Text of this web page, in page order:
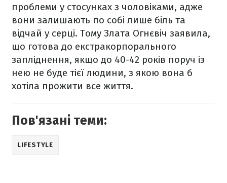
проблеми у стосунках з чоловіками, адже
вони залишають по собі лише біль та
відчай у серці. Тому Злата Огнєвіч заявила,
що готова до екстракорпорального
запліднення, якщо до 40-42 років поруч із
нею не буде тієї людини, з якою вона б
хотіла прожити все життя.
Пов'язані теми:
LIFESTYLE